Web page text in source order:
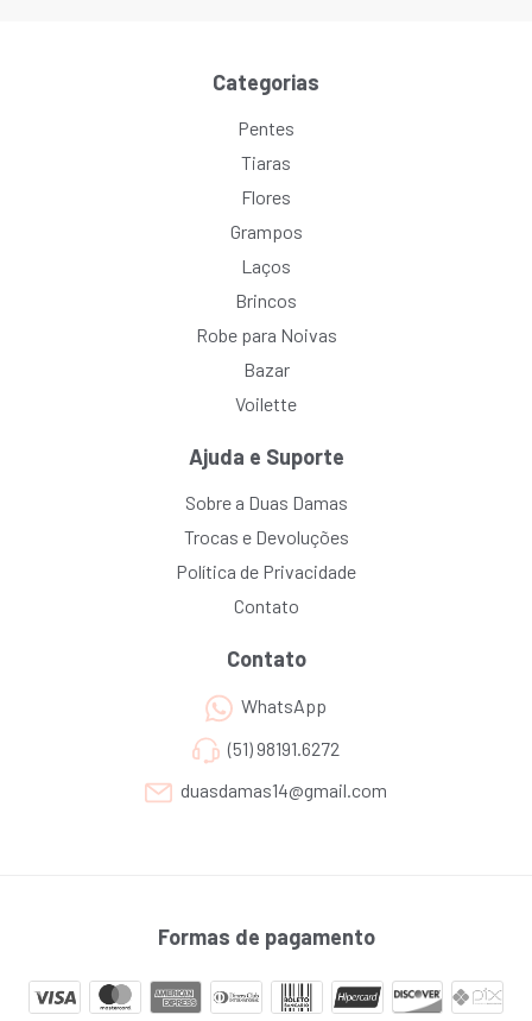
Categorias
Pentes
Tiaras
Flores
Grampos
Laços
Brincos
Robe para Noivas
Bazar
Voilette
Ajuda e Suporte
Sobre a Duas Damas
Trocas e Devoluções
Política de Privacidade
Contato
Contato
WhatsApp
(51) 98191.6272
duasdamas14@gmail.com
Formas de pagamento